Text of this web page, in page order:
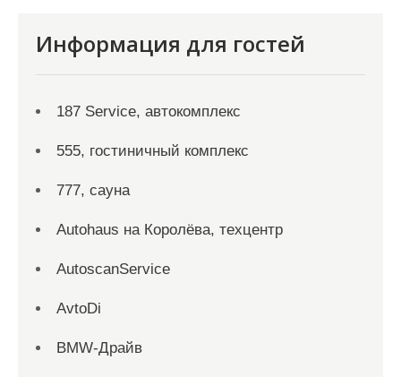
Информация для гостей
187 Service, автокомплекс
555, гостиничный комплекс
777, сауна
Autohaus на Королёва, техцентр
AutoscanService
AvtoDi
BMW-Драйв